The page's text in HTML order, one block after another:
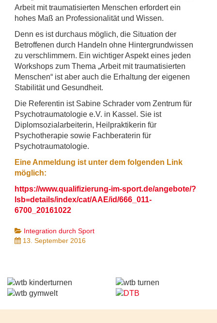
Arbeit mit traumatisierten Menschen erfordert ein
hohes Maß an Professionalität und Wissen.
Denn es ist durchaus möglich, die Situation der
Betroffenen durch Handeln ohne Hintergrundwissen
zu verschlimmern. Ein wichtiger Aspekt eines jeden
Workshops zum Thema „Arbeit mit traumatisierten
Menschen“ ist aber auch die Erhaltung der eigenen
Stabilität und Gesundheit.
Die Referentin ist Sabine Schrader vom Zentrum für
Psychotraumatologie e.V. in Kassel. Sie ist
Diplomsozialarbeiterin, Heilpraktikerin für
Psychotherapie sowie Fachberaterin für
Psychotraumatologie.
Eine Anmeldung ist unter dem folgenden Link
möglich:
https://www.qualifizierung-im-sport.de/angebote/?
lsb=details/index/cat/AAE/id/666_011-
6700_20161022
Integration durch Sport
13. September 2016